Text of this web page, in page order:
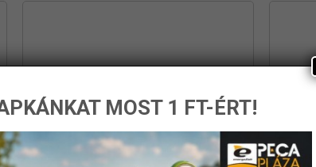
MOST 1 FT-ÉRT!